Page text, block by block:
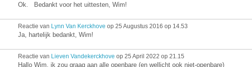
Ok. Bedankt voor het uittesten, Wim!
Reactie van Lynn Van Kerckhove op 25 Augustus 2016 op 14.53
Ja, hartelijk bedankt, Wim!
Reactie van Lieven Vandekerckhove op 25 April 2022 op 21.15
Hallo Wim, ik zou graag aan alle openbare (en wellicht ook niet-openbare)